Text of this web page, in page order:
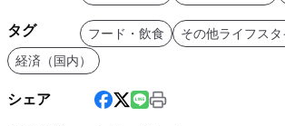
タグ フード・飲食
その他ライフス
経済（国内）
シェア